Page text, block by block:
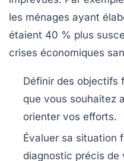
les ménages ayant
étaient 40 % plus
crises économiques
Définir des objectifs
que vous souhaitez
orienter vos efforts.
Évaluer sa situation
diagnostic précis de